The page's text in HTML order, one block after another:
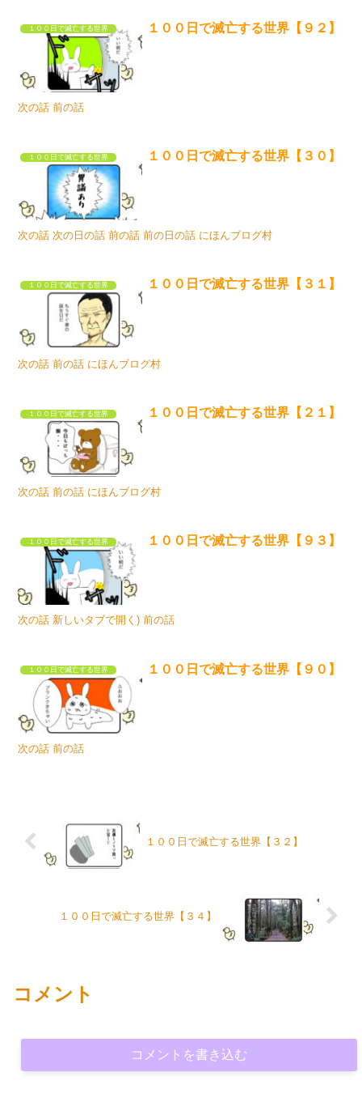
１００日で滅亡する世界 １００日で滅亡する世界【９２】
次の話 前の話
１００日で滅亡する世界 １００日で滅亡する世界【３０】
次の話 次の日の話 前の話 前の日の話 にほんブログ村
１００日で滅亡する世界 １００日で滅亡する世界【３１】
次の話 前の話 にほんブログ村
１００日で滅亡する世界 １００日で滅亡する世界【２１】
次の話 前の話 にほんブログ村
１００日で滅亡する世界 １００日で滅亡する世界【９３】
次の話 新しいタブで開く) 前の話
１００日で滅亡する世界 １００日で滅亡する世界【９０】
次の話 前の話
１００日で滅亡する世界【３２】
１００日で滅亡する世界【３４】
コメント
コメントを書き込む